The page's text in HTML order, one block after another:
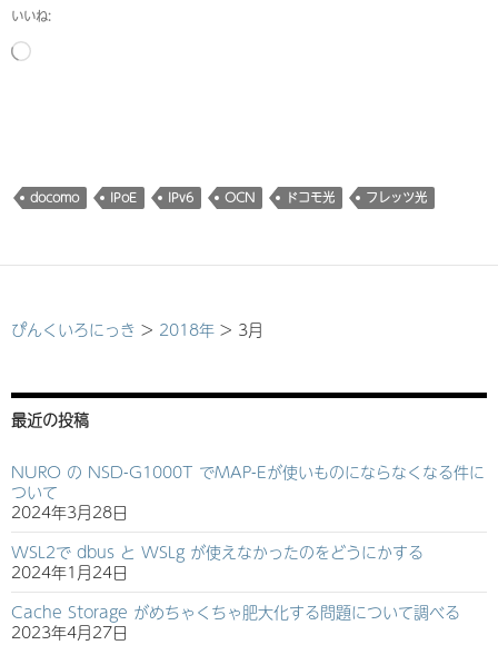
いいね:
読
docomo IPoE IPv6 OCN ドコモ光 フレッツ光
ぴんくいろにっき > 2018年 > 3月
最近の投稿
NURO の NSD-G1000T でMAP-Eが使いものにならなくなる件に
ついて
2024年3月28日
WSL2で dbus と WSLg が使えなかったのをどうにかする
2024年1月24日
Cache Storage がめちゃくちゃ肥大化する問題について調べる
2023年4月27日